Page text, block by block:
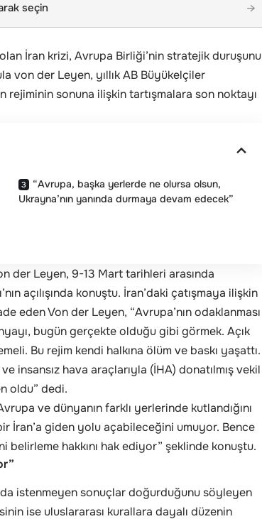
seçin →
İran krizi, Avrupa Birliği’nin stratejik duruşunu
von der Leyen, yıllık AB Büyükelçiler
rejiminin sonuna ilişkin tartışmalara son noktayı
“Avrupa, başka yerlerde ne olursa olsun,
Ukrayna’nın yanında durmaya devam edecek”
der Leyen, 9-13 Mart tarihleri arasında
açılışında konuştu. İran’daki çatışmaya ilişkin
eden Von der Leyen, “Avrupa’nın odaklanması
bugün gerçekte olduğu gibi görmek. Açık
Bu rejim kendi halkına ölüm ve baskı yaşattı.
insansız hava araçlarıyla (İHA) donatılmış vekil
oldu” dedi.
ve dünyanın farklı yerlerinde kutlandığını
İran’a giden yolu açabileceğini umuyor. Bence
belirleme hakkını hak ediyor” şeklinde konuştu.
istenmeyen sonuçlar doğurduğunu söyleyen
ise uluslararası kurallara dayalı düzenin